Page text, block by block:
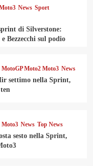
News Sport
di Silverstone:
Bezzecchi sul podio
MotoGP Moto2 Moto3 News
settimo nella Sprint,
Moto3 News Top News
sesto nella Sprint,